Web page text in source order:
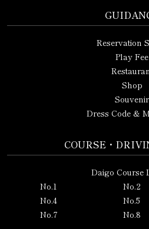
Reservation
Play Fee
Shop
Souvenir
Dress Code &
COURSE・
Daigo Course
No.1
No.2
No.4
No.5
No.7
No.8